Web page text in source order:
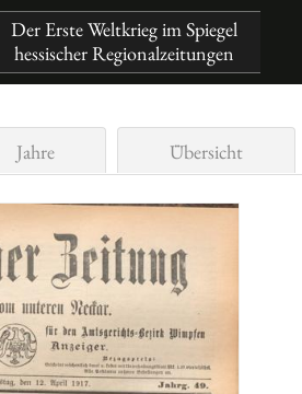
Der Erste Weltkrieg im Spiegel
hessischer Regionalzeitungen
Jahre Übersicht